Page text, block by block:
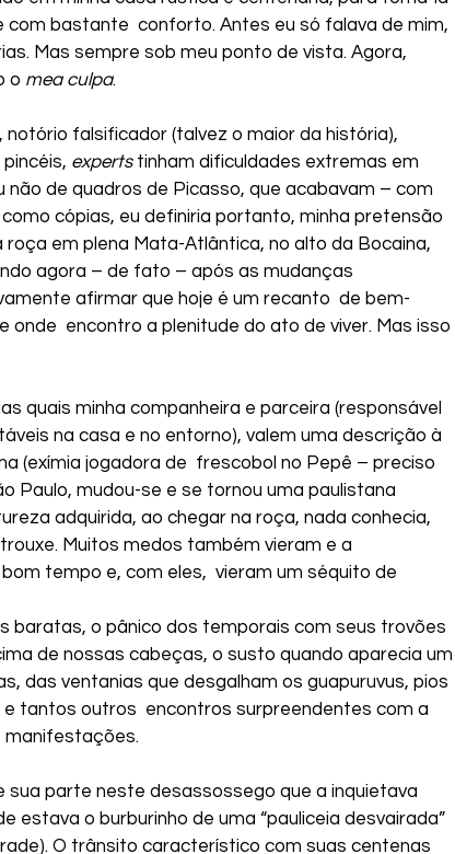
bastante  conforto. Antes eu só falava de mim,
Mas sempre sob meu ponto de vista. Agora,
o mea culpa.
experts tinham dificuldades extremas em
de quadros de Picasso, que acabavam – com
cópias, eu definiria portanto, minha pretensão
roça em plena Mata-Atlântica, no alto da Bocaina,
agora – de fato – após as mudanças
afirmar que hoje é um recanto  de bem-
encontro a plenitude do ato de viver. Mas isso
na casa e no entorno), valem uma descrição à
(exímia jogadora de  frescobol no Pepê – preciso
Paulo, mudou-se e se tornou uma paulistana
adquirida, ao chegar na roça, nada conhecia,
Muitos medos também vieram e a
tempo e, com eles,  vieram um séquito de
baratas, o pânico dos temporais com seus trovões
de nossas cabeças, o susto quando aparecia um
das ventanias que desgalham os guapuruvus, pios
tantos outros  encontros surpreendentes com a
manifestações.
estava o burburinho de uma “pauliceia desvairada”
O trânsito característico com suas centenas